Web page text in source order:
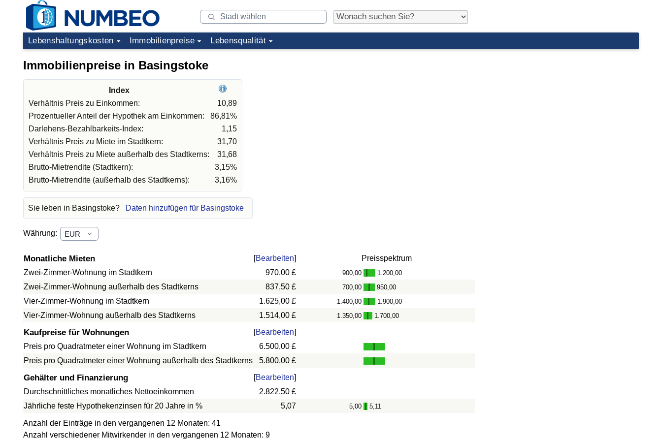
Lebenshaltungskosten Immobilienpreise Lebensqualität
Immobilienpreise in Basingstoke
Index
Verhältnis Preis zu Einkommen:
10,89
Prozentueller Anteil der Hypothek am Einkommen:
86,81%
Darlehens-Bezahlbarkeits-Index:
1,15
Verhältnis Preis zu Miete im Stadtkern:
31,70
Verhältnis Preis zu Miete außerhalb des Stadtkerns:
31,68
Brutto-Mietrendite (Stadtkern):
3,15%
Brutto-Mietrendite (außerhalb des Stadtkerns):
3,16%
Sie leben in Basingstoke? Daten hinzufügen für Basingstoke
Währung:
Monatliche Mieten [Bearbeiten]
Preisspektrum
Zwei-Zimmer-Wohnung im Stadtkern
970,00 £ 900,00 - 1.200,00
Zwei-Zimmer-Wohnung außerhalb des Stadtkerns 837,50 £ 700,00 - 950,00
Vier-Zimmer-Wohnung im Stadtkern 1.625,00 £ 1.400,00 - 1.900,00
Vier-Zimmer-Wohnung außerhalb des Stadtkerns 1.514,00 £ 1.350,00 - 1.700,00
Kaufpreise für Wohnungen [Bearbeiten]
Preis pro Quadratmeter einer Wohnung im Stadtkern
6.500,00 £
Preis pro Quadratmeter einer Wohnung außerhalb des Stadtkerns
5.800,00 £
Gehälter und Finanzierung [Bearbeiten]
Durchschnittliches monatliches Nettoeinkommen
2.822,50 £
Jährliche feste Hypothekenzinsen für 20 Jahre in %
5,07 5,00 - 5,11
Anzahl der Einträge in den vergangenen 12 Monaten: 41
Anzahl verschiedener Mitwirkender in den vergangenen 12 Monaten: 9